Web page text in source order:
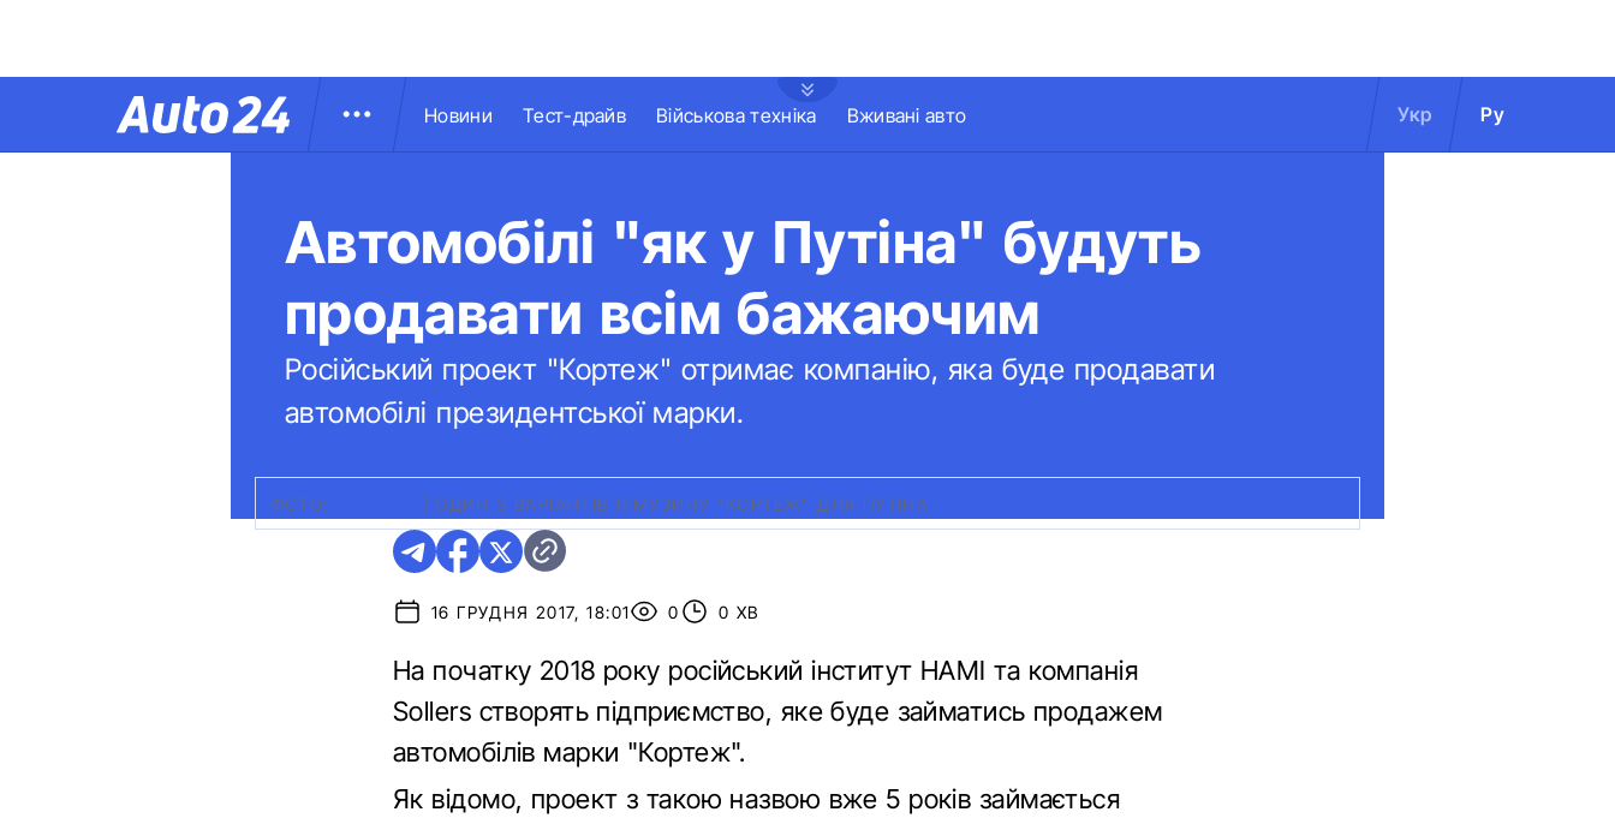
Новини Тест-драйв Військова техніка Вживані авто Укр Ру
Автомобілі "як у Путіна" будуть
продавати всім бажаючим
Російський проект "Кортеж" отримає компанію, яка буде продавати
автомобілі президентської марки.
ФОТО: ОДИН З ВАРІАНТІВ ЛІМУЗИНУ "КОРТЕЖ" ДЛЯ ПУТІНА
16 ГРУДНЯ 2017, 18:01 0 0 ХВ
На початку 2018 року російський інститут НАМІ та компанія
Sollers створять підприємство, яке буде займатись продажем
автомобілів марки "Кортеж".
Як відомо, проект з такою назвою вже 5 років займається